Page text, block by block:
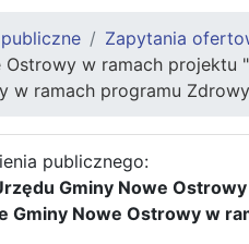
Zapytania
w ramach
w ramach programu
publicznego:
Gminy Nowe
Nowe Ostrowy w